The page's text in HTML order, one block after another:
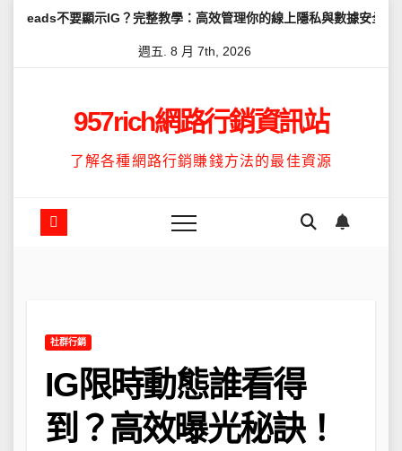
？完整教學：高效管理你的線上隱私與數據安全 怎麼讓
週五. 8 月 7th, 2026
957rich網路行銷資訊站
了解各種網路行銷賺錢方法的最佳資源
社群行銷
IG限時動態誰看得
到？高效曝光秘訣！